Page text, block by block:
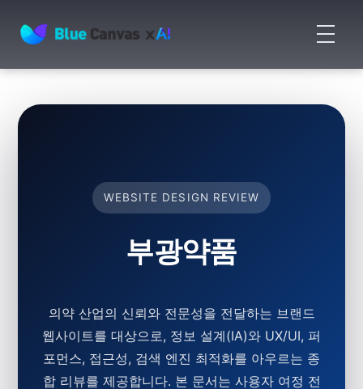
BLUECANVAS
메
뉴
기
WEBSITE DESIGN REVIEW
부광약품
의약 산업의 신뢰와 전문성을 전달하는 브랜드
웹사이트를 대상으로, 정보 설계(IA)와 UX/UI, 퍼
포먼스, 접근성, 검색 엔진 최적화를 아우르는 종
합 리뷰를 제공합니다. 본 문서는 사용자 여정 전